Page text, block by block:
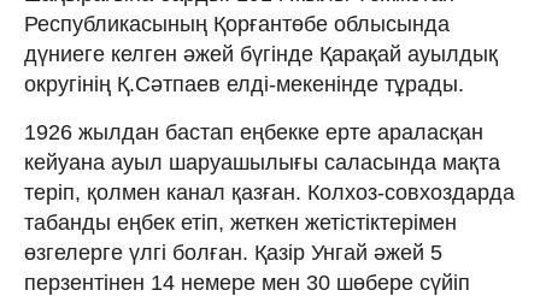
Республикасының Қорғантөбе облысында
дүниеге келген әжей бүгінде Қарақай ауылдық
округінің Қ.Сәтпаев елді-мекенінде тұрады.
1926 жылдан бастап еңбекке ерте араласқан
кейуана ауыл шаруашылығы саласында мақта
теріп, қолмен канал қазған. Колхоз-совхоздарда
табанды еңбек етіп, жеткен жетістіктерімен
өзгелерге үлгі болған. Қазір Унгай әжей 5
перзентінен 14 немере мен 30 шөбере сүйіп